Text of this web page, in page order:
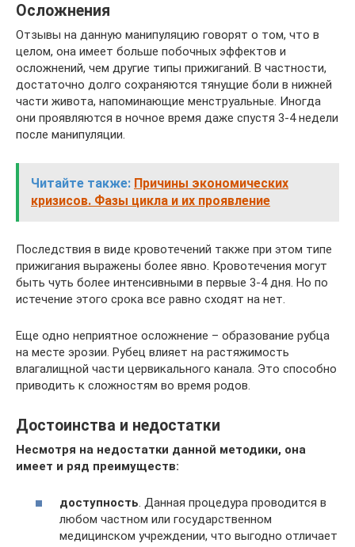
Осложнения
Отзывы на данную манипуляцию говорят о том, что в
целом, она имеет больше побочных эффектов и
осложнений, чем другие типы прижиганий. В частности,
достаточно долго сохраняются тянущие боли в нижней
части живота, напоминающие менструальные. Иногда
они проявляются в ночное время даже спустя 3-4 недели
после манипуляции.
Читайте также: Причины экономических
кризисов. Фазы цикла и их проявление
Последствия в виде кровотечений также при этом типе
прижигания выражены более явно. Кровотечения могут
быть чуть более интенсивными в первые 3-4 дня. Но по
истечение этого срока все равно сходят на нет.
Еще одно неприятное осложнение – образование рубца
на месте эрозии. Рубец влияет на растяжимость
влагалищной части цервикального канала. Это способно
приводить к сложностям во время родов.
Достоинства и недостатки
Несмотря на недостатки данной методики, она
имеет и ряд преимуществ:
доступность. Данная процедура проводится в
любом частном или государственном
медицинском учреждении, что выгодно отличает